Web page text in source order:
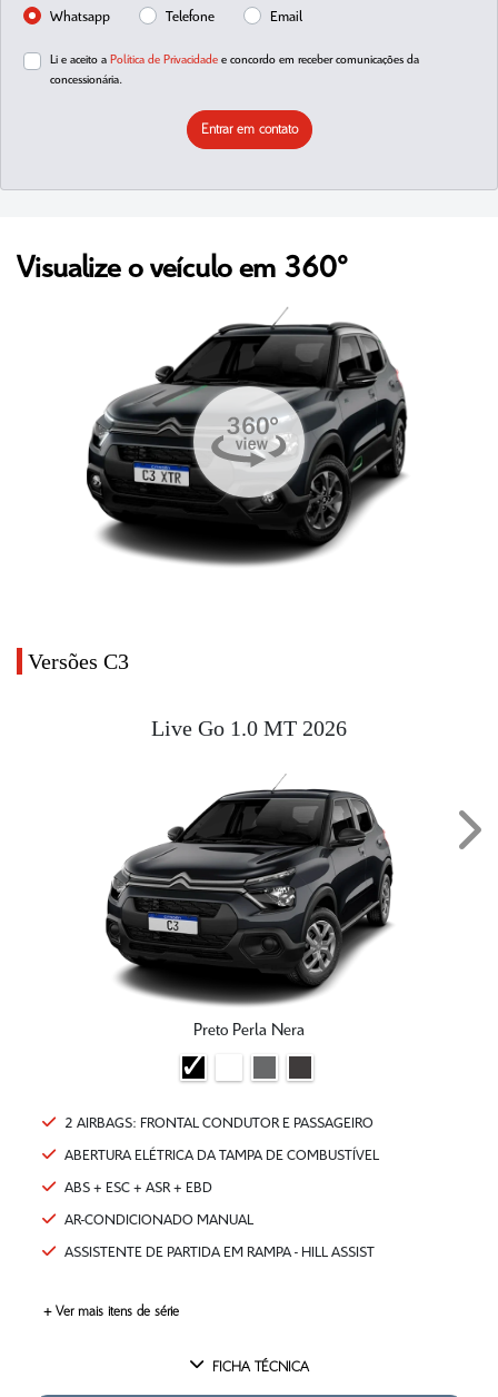
Whatsapp
Telefone Email
Li e aceito a Política de Privacidade e concordo em receber comunicações da
concessionária.
Entrar em contato
Visualize o veículo em 360°
Versões C3
Live Go 1.0 MT 2026
Preto Perla Nera
2 AIRBAGS: FRONTAL CONDUTOR E PASSAGEIRO
ABERTURA ELÉTRICA DA TAMPA DE COMBUSTÍVEL
ABS + ESC + ASR + EBD
AR-CONDICIONADO MANUAL
ASSISTENTE DE PARTIDA EM RAMPA - HILL ASSIST
+ Ver mais itens de série
FICHA TÉCNICA
Next